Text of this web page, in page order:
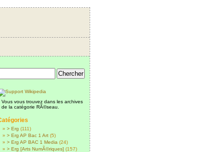
Vous vous trouvez dans les archives
de la catégorie RÃ©seau.
> Erg (111)
> Erg AP Bac 1 Art (5)
> Erg AP BAC 1 Media (24)
> Erg [Arts NumÃ©riques] (157)